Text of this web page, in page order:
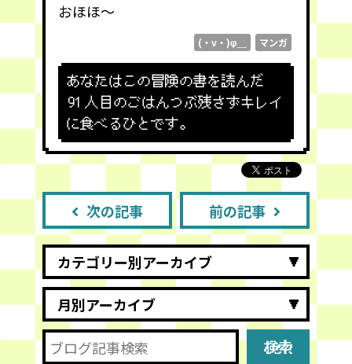
おほほ〜
(・v・)φ＿ マンガ
あなたはこの冒険の書を読んだ
91 人目のごはんつぶ残さずキレイ
に食べるひとです。
次の記事 前の記事